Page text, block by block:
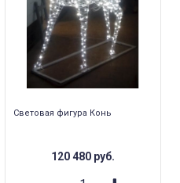
Световая фигура Конь
120 480 руб.